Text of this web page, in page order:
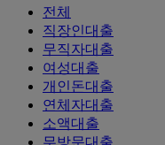
전체
직장인대출
무직자대출
여성대출
개인돈대출
연체자대출
소액대출